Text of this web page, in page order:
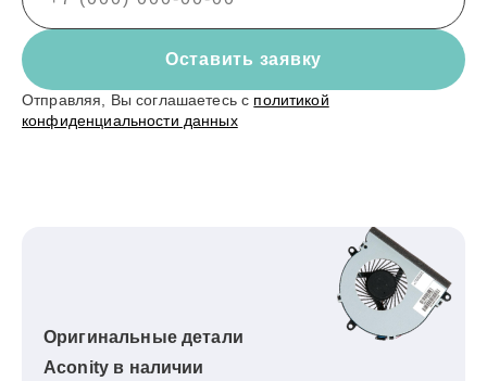
Оставить заявку
Отправляя, Вы соглашаетесь с политикой
конфиденциальности данных
Оригинальные детали
Aconity в наличии